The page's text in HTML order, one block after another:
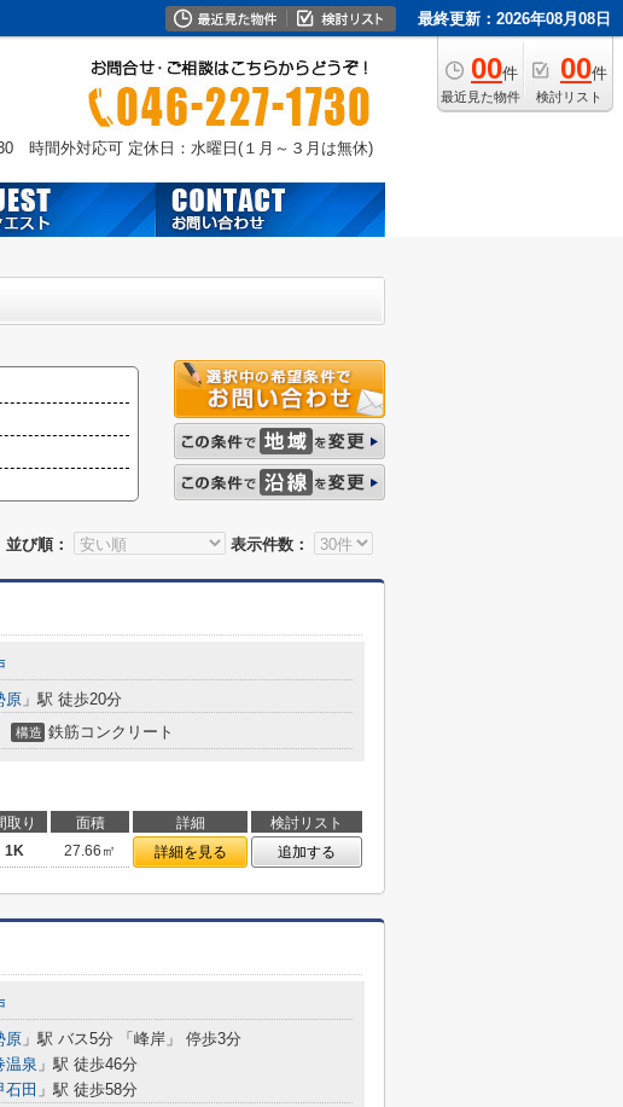
最終更新：2026年08月08日
00件
最近見た物件
00件
検討リスト
時間外対応可 定休日：水曜日(１月～３月は無休)
並び順：
表示件数：
原 」駅 徒歩20分
構造 鉄筋コンクリート
取り 面積 詳細
検討リスト
1K 27.66㎡ 詳細を見る 追加する
原 」駅 バス5分 「峰岸」 停歩3分
温泉 」駅 徒歩46分
石田 」駅 徒歩58分